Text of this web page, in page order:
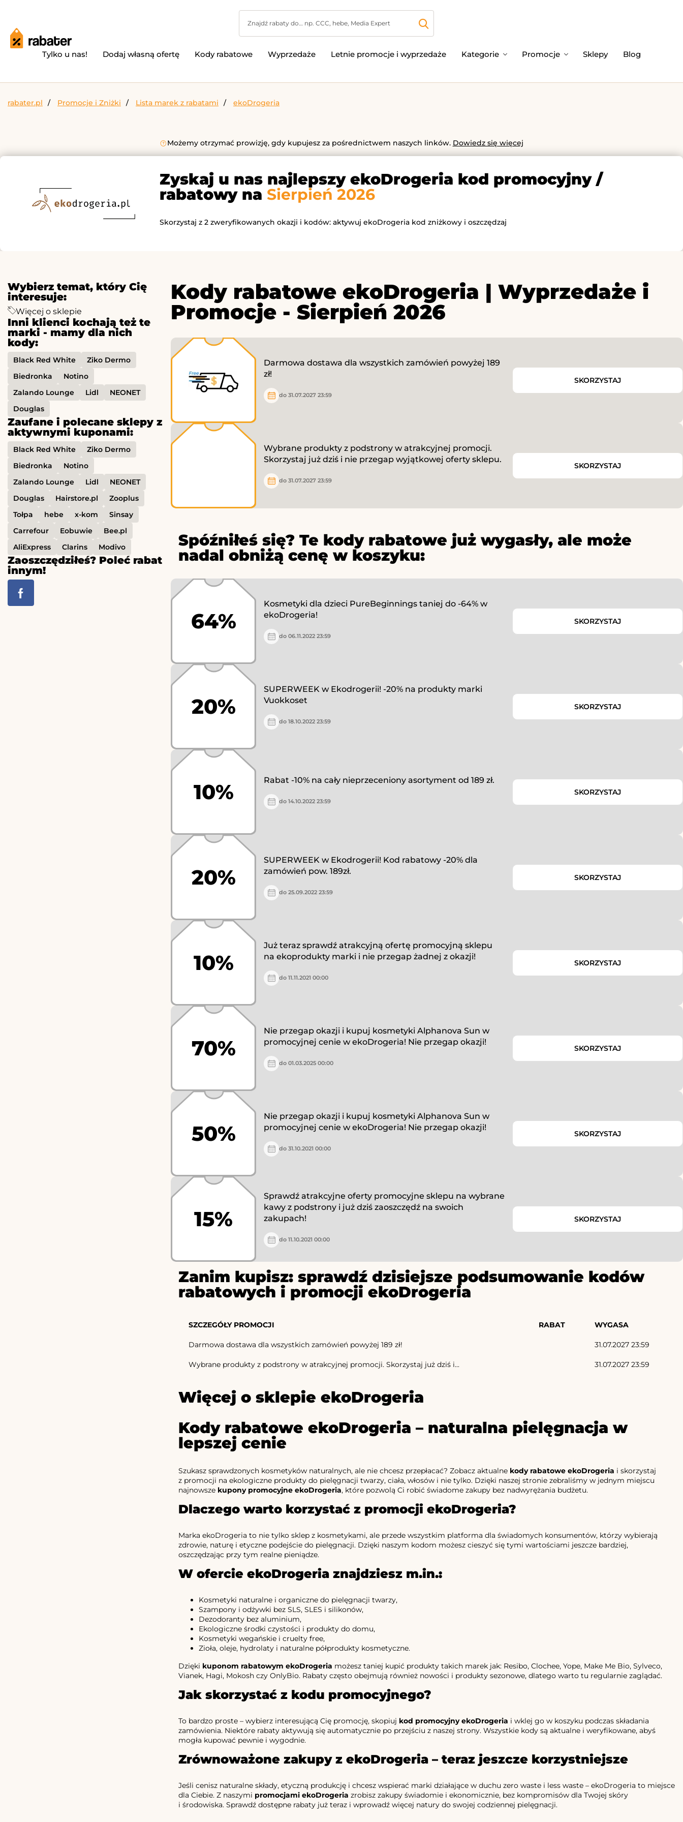
Tylko u nas! Dodaj własną ofertę Kody rabatowe Wyprzedaże Letnie promocje i wyprzedaże Kategorie Promocje Sklepy Blog
rabater.pl Promocje i Zniżki Lista marek z rabatami ekoDrogeria
Możemy otrzymać prowizję, gdy kupujesz za pośrednictwem naszych linków. Dowiedz się więcej
Zyskaj u nas najlepszy ekoDrogeria kod promocyjny /
rabatowy na Sierpień 2026
Skorzystaj z 2 zweryfikowanych okazji i kodów: aktywuj ekoDrogeria kod zniżkowy i oszczędzaj
Wybierz temat, który Cię
interesuje:
Więcej o sklepie
Inni klienci kochają też te
marki - mamy dla nich
kody:
Black Red White
Ziko Dermo
Biedronka
Notino
Zalando Lounge
Lidl
NEONET
Douglas
Zaufane i polecane sklepy z
aktywnymi kuponami:
Black Red White
Ziko Dermo
Biedronka
Notino
Zalando Lounge
Lidl
NEONET
Douglas
Hairstore.pl
Zooplus
Tołpa
hebe x-kom
Sinsay
Carrefour
Eobuwie
Bee.pl
AliExpress
Clarins Modivo
Zaoszczędziłeś? Poleć rabat
innym!
Kody rabatowe ekoDrogeria | Wyprzedaże i
Promocje - Sierpień 2026
Darmowa dostawa dla wszystkich zamówień powyżej 189
zł!
do 31.07.2027 23:59
SKORZYSTAJ
Wybrane produkty z podstrony w atrakcyjnej promocji.
Skorzystaj już dziś i nie przegap wyjątkowej oferty sklepu.
do 31.07.2027 23:59
SKORZYSTAJ
Spóźniłeś się? Te kody rabatowe już wygasły, ale może
nadal obniżą cenę w koszyku:
64%
Kosmetyki dla dzieci PureBeginnings taniej do -64% w
ekoDrogeria!
do 06.11.2022 23:59
SKORZYSTAJ
20%
SUPERWEEK w Ekodrogerii! -20% na produkty marki
Vuokkoset
do 18.10.2022 23:59
SKORZYSTAJ
10% Rabat -10% na cały nieprzeceniony asortyment od 189 zł.
do 14.10.2022 23:59
SKORZYSTAJ
20%
SUPERWEEK w Ekodrogerii! Kod rabatowy -20% dla
zamówień pow. 189zł.
do 25.09.2022 23:59
SKORZYSTAJ
10%
Już teraz sprawdź atrakcyjną ofertę promocyjną sklepu
na ekoprodukty marki i nie przegap żadnej z okazji!
do 11.11.2021 00:00
SKORZYSTAJ
70%
Nie przegap okazji i kupuj kosmetyki Alphanova Sun w
promocyjnej cenie w ekoDrogeria! Nie przegap okazji!
do 01.03.2025 00:00
SKORZYSTAJ
50%
Nie przegap okazji i kupuj kosmetyki Alphanova Sun w
promocyjnej cenie w ekoDrogeria! Nie przegap okazji!
do 31.10.2021 00:00
SKORZYSTAJ
15%
Sprawdź atrakcyjne oferty promocyjne sklepu na wybrane
kawy z podstrony i już dziś zaoszczędź na swoich
zakupach!
do 11.10.2021 00:00
SKORZYSTAJ
Zanim kupisz: sprawdź dzisiejsze podsumowanie kodów
rabatowych i promocji ekoDrogeria
SZCZEGÓŁY PROMOCJI RABAT WYGASA
Darmowa dostawa dla wszystkich zamówień powyżej 189 zł! 31.07.2027 23:59
Wybrane produkty z podstrony w atrakcyjnej promocji. Skorzystaj już dziś i... 31.07.2027 23:59
Więcej o sklepie ekoDrogeria
Kody rabatowe ekoDrogeria – naturalna pielęgnacja w
lepszej cenie
Szukasz sprawdzonych kosmetyków naturalnych, ale nie chcesz przepłacać? Zobacz aktualne kody rabatowe ekoDrogeria i skorzystaj
z promocji na ekologiczne produkty do pielęgnacji twarzy, ciała, włosów i nie tylko. Dzięki naszej stronie zebraliśmy w jednym miejscu
najnowsze kupony promocyjne ekoDrogeria, które pozwolą Ci robić świadome zakupy bez nadwyrężania budżetu.
Dlaczego warto korzystać z promocji ekoDrogeria?
Marka ekoDrogeria to nie tylko sklep z kosmetykami, ale przede wszystkim platforma dla świadomych konsumentów, którzy wybierają
zdrowie, naturę i etyczne podejście do pielęgnacji. Dzięki naszym kodom możesz cieszyć się tymi wartościami jeszcze bardziej,
oszczędzając przy tym realne pieniądze.
W ofercie ekoDrogeria znajdziesz m.in.:
Kosmetyki naturalne i organiczne do pielęgnacji twarzy,
Szampony i odżywki bez SLS, SLES i silikonów,
Dezodoranty bez aluminium,
Ekologiczne środki czystości i produkty do domu,
Kosmetyki wegańskie i cruelty free,
Zioła, oleje, hydrolaty i naturalne półprodukty kosmetyczne.
Dzięki kuponom rabatowym ekoDrogeria możesz taniej kupić produkty takich marek jak: Resibo, Clochee, Yope, Make Me Bio, Sylveco,
Vianek, Hagi, Mokosh czy OnlyBio. Rabaty często obejmują również nowości i produkty sezonowe, dlatego warto tu regularnie zaglądać.
Jak skorzystać z kodu promocyjnego?
To bardzo proste – wybierz interesującą Cię promocję, skopiuj kod promocyjny ekoDrogeria i wklej go w koszyku podczas składania
zamówienia. Niektóre rabaty aktywują się automatycznie po przejściu z naszej strony. Wszystkie kody są aktualne i weryfikowane, abyś
mogła kupować pewnie i wygodnie.
Zrównoważone zakupy z ekoDrogeria – teraz jeszcze korzystniejsze
Jeśli cenisz naturalne składy, etyczną produkcję i chcesz wspierać marki działające w duchu zero waste i less waste – ekoDrogeria to miejsce
dla Ciebie. Z naszymi promocjami ekoDrogeria zrobisz zakupy świadomie i ekonomicznie, bez kompromisów dla Twojej skóry
i środowiska. Sprawdź dostępne rabaty już teraz i wprowadź więcej natury do swojej codziennej pielęgnacji.